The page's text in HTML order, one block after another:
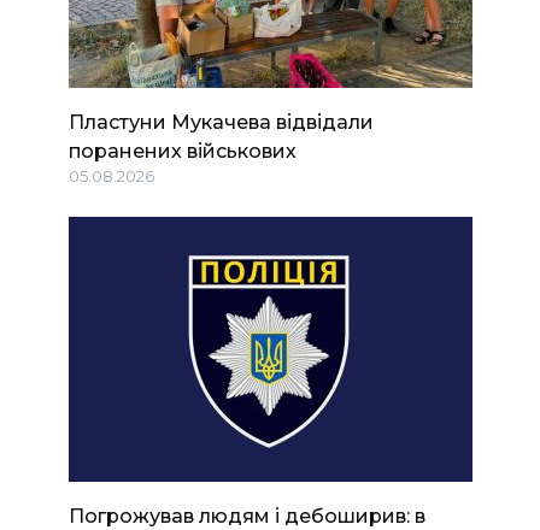
Пластуни Мукачева відвідали
поранених військових
05.08.2026
Погрожував людям і дебоширив: в